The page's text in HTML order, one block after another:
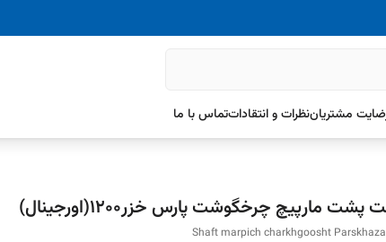
مشتریاننظرات و انتقاداتتماس با ما
مارپیچ چرخگوشت پارس خزر۱۲۰۰(اورجینال)
Shaft marpich charkhgoosht Parskhazar